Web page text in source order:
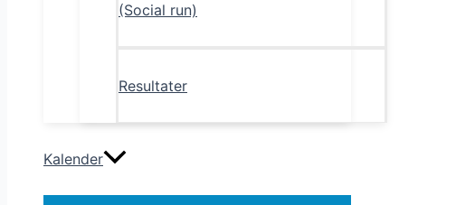
(Social run)
Resultater
Kalender